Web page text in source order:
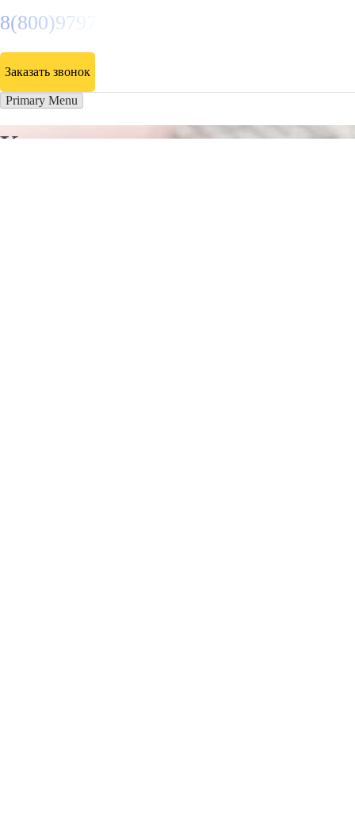
8(800)9797043
Заказать звонок
Primary Menu
Курсы программирования в